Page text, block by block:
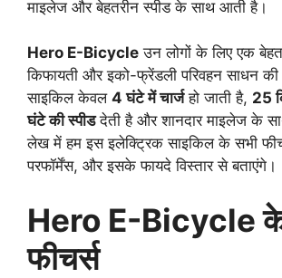
माइलेज और बेहतरीन स्पीड के साथ आती है।
Hero E-Bicycle उन लोगों के लिए एक
किफायती और इको-फ्रेंडली परिवहन साधन
साइकिल केवल 4 घंटे में चार्जहो जाती है, 25
घंटे की स्पीडदेती है और शानदार माइलेज के
लेख में हम इस इलेक्ट्रिक साइकिल के सभी
परफॉर्मेंस, और इसके फायदे विस्तार से बताएंगे।
Hero E-Bicycle के
फीचर्स